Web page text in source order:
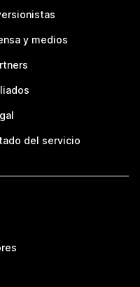
y medios
del servicio